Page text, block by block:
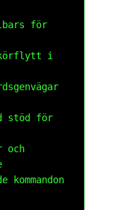
för
i
stöd för
och